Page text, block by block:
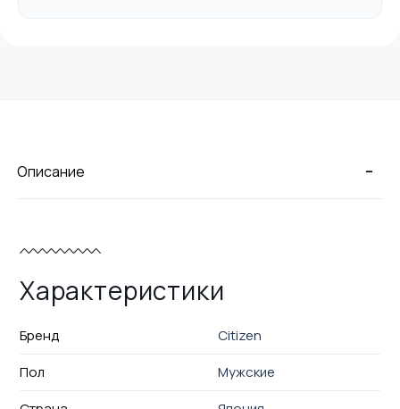
-
Описание
Характеристики
Бренд
Citizen
Пол
Мужские